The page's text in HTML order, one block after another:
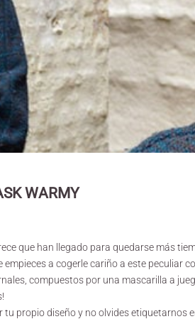
WARMY
que han llegado para quedarse más
empieces a cogerle cariño a este peculiar
, compuestos por una mascarilla a
tu propio diseño y no olvides etiquetarnos